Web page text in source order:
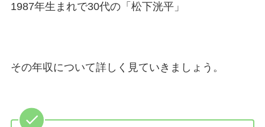
1987年生まれで30代の「松下洸平」
その年収について詳しく見ていきましょう。